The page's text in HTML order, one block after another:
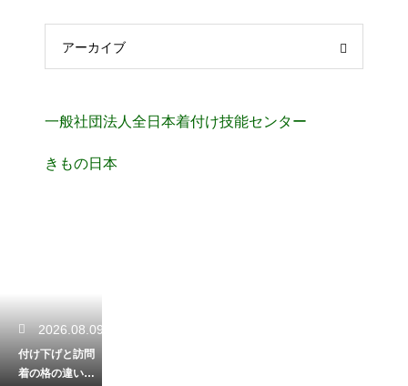
アーカイブ
一般社団法人全日本着付け技能センター
きもの日本
2026.08.09
付け下げと訪問
着の格の違いを